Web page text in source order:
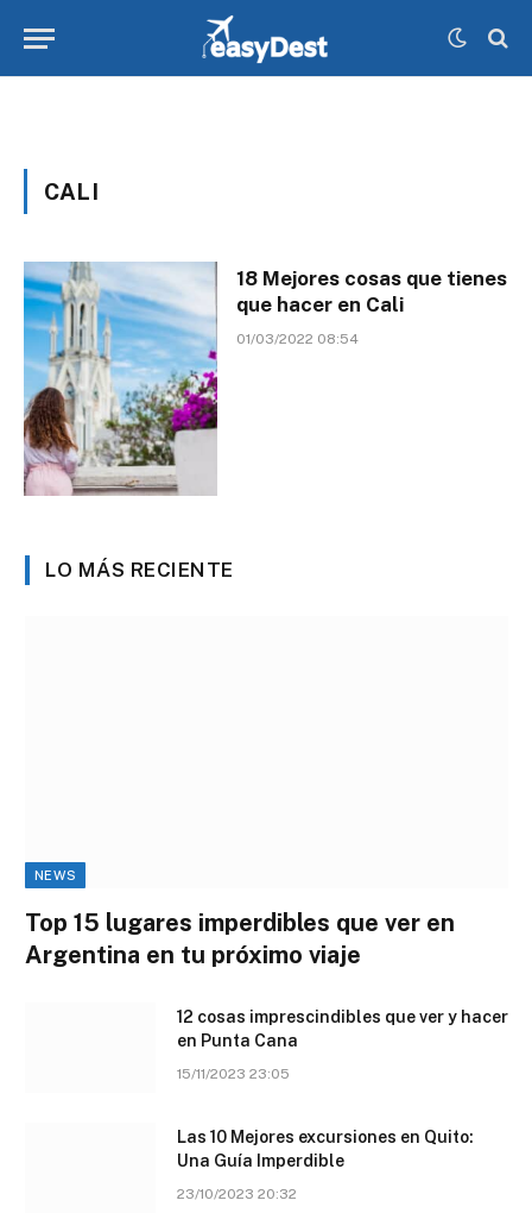
CALI
18 Mejores cosas que tienes
que hacer en Cali
01/03/2022 08:54
LO MÁS RECIENTE
NEWS
Top 15 lugares imperdibles que ver en
Argentina en tu próximo viaje
12 cosas imprescindibles que ver y hacer
en Punta Cana
15/11/2023 23:05
Las 10 Mejores excursiones en Quito:
Una Guía Imperdible
23/10/2023 20:32